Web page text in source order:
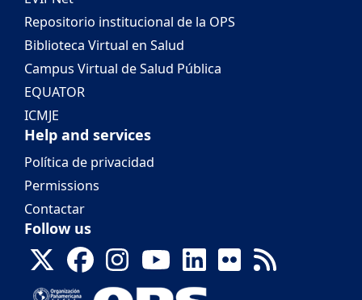
Repositorio institucional de la OPS
Biblioteca Virtual en Salud
Campus Virtual de Salud Pública
EQUATOR
ICMJE
Help and services
Política de privacidad
Permissions
Contactar
Follow us